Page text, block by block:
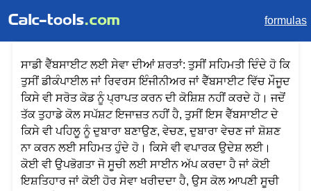
formulas
ਸਾਡੀ ਵੈੱਬਸਾਈਟ ਲਈ ਸੇਵਾ ਦੀਆਂ ਸ਼ਰਤਾਂ: ਤੁਸੀਂ ਸਹਿਮਤੀ ਦਿੰਦੇ ਹੋ ਕਿ
ਤੁਸੀਂ ਡੀਕੰਪਾਈਲ ਜਾਂ ਰਿਵਰਸ ਇੰਜੀਨੀਅਰ ਜਾਂ ਵੈੱਬਸਾਈਟ ਵਿੱਚ ਮੌਜੂਦ
ਕਿਸੇ ਵੀ ਸਰੋਤ ਕੋਡ ਨੂੰ ਪ੍ਰਾਪਤ ਕਰਨ ਦੀ ਕੋਸ਼ਿਸ਼ ਨਹੀਂ ਕਰਦੇ ਹੋ। ਜਦੋਂ
ਤੱਕ ਤੁਹਾਡੇ ਕੋਲ ਸਪੱਸ਼ਟ ਇਜਾਜ਼ਤ ਨਹੀਂ ਹੈ, ਤੁਸੀਂ ਇਸ ਵੈੱਬਸਾਈਟ ਦੇ
ਕਿਸੇ ਵੀ ਪਹਿਲੂ ਨੂੰ ਦੁਬਾਰਾ ਬਣਾਉਣ, ਵੇਚਣ, ਦੁਬਾਰਾ ਵੇਚਣ ਜਾਂ ਸ਼ੋਸ਼ਣ
ਨਾ ਕਰਨ ਲਈ ਸਹਿਮਤ ਹੁੰਦੇ ਹੋ। ਕਿਸੇ ਵੀ ਵਪਾਰਕ ਉਦੇਸ਼ ਲਈ।
ਕੋਈ ਵੀ ਉਪਭੋਗਤਾ ਜੋ ਸੂਚੀ ਲਈ ਸਾਈਨ ਅੱਪ ਕਰਦਾ ਹੈ ਜਾਂ ਕੋਈ
ਇਸ਼ਤਿਹਾਰ ਜਾਂ ਕੋਈ ਹੋਰ ਸੇਵਾ ਖਰੀਦਦਾ ਹੈ, ਉਸ ਕੋਲ ਆਪਣੀ ਸੂਚੀ